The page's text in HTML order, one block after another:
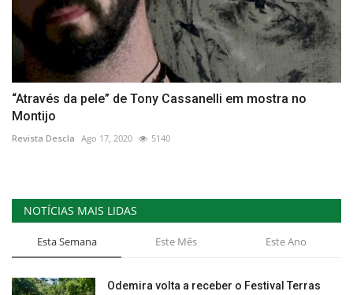
“Através da pele” de Tony Cassanelli em mostra no
Montijo
Revista Descla Ago 17, 2020 5140
NOTÍCIAS MAIS LIDAS
Esta Semana Este Mês Este Ano
Odemira volta a receber o Festival Terras